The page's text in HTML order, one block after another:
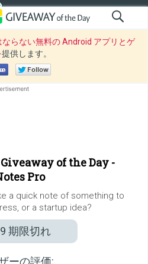
らない無料の Android アプリとゲ
提供します。
of the Day -
Pro
a quick note of something to
or a startup idea?
期限切れ
ーの評価: